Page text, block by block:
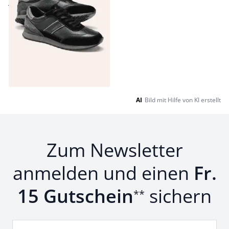
Fr. 179,99
Fr. 89,99 (-50%)
AI Bild mit Hilfe von KI erstellt
Zum Newsletter
anmelden und einen Fr.
15 Gutschein** sichern